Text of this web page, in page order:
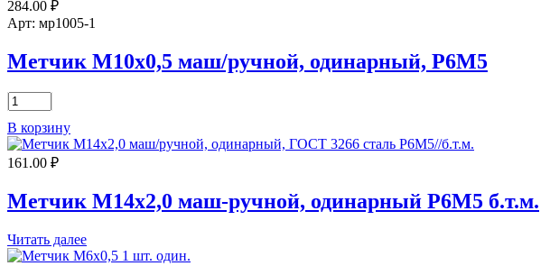
1
шт.
ГОСТ
3266-
9ХС
284.00 ₽
Арт: мр1005-1
Метчик М10х0,5 маш/ручной, одинарный, Р6М5
Количество
товара
Метчик
М10х0,5
маш/
одинарный,
Р6М5
В корзину
161.00 ₽
Метчик М14х2,0 маш-ручной, одинарный Р6М5 б.т.м.
Читать далее